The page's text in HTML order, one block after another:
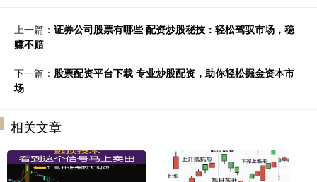
上一篇： 证券公司股票有哪些 配资炒股秘技：轻松驾驭市场，稳
赚不赔
下一篇： 股票配资平台下载 专业炒股配资，助你轻松掘金资本市
场
相关文章